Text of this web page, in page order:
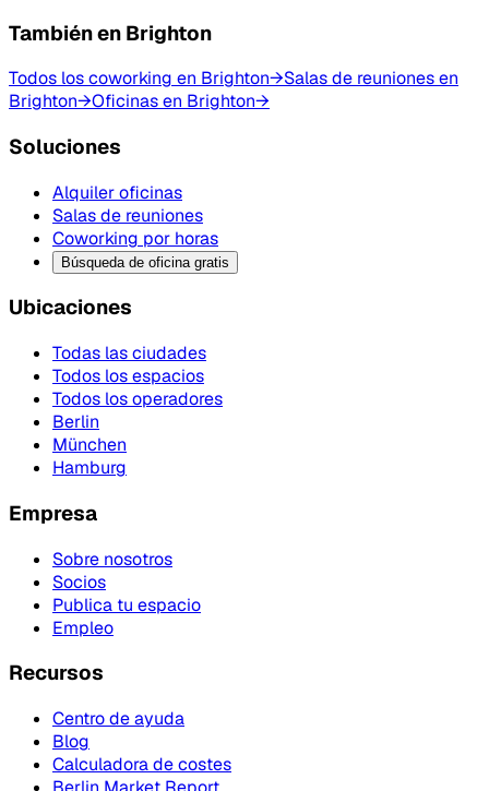
También en Brighton
Todos los coworking en Brighton→Salas de reuniones en
Brighton→Oficinas en Brighton→
Soluciones
Alquiler oficinas
Salas de reuniones
Coworking por horas
Búsqueda de oficina gratis
Ubicaciones
Todas las ciudades
Todos los espacios
Todos los operadores
Berlin
München
Hamburg
Empresa
Sobre nosotros
Socios
Publica tu espacio
Empleo
Recursos
Centro de ayuda
Blog
Calculadora de costes